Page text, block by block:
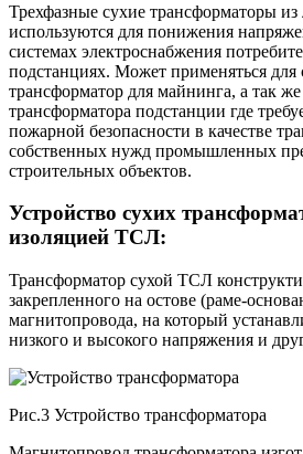
Трехфазные сухие трансформаторы
используются для понижения
системах электроснабжения
подстанциях. Может применяться
трансформатор для майнинга, а так же
трансформатора подстанции где
пожарной безопасности в качестве
собственных нужд промышленных
строительных объектов.
Устройство сухих
изоляцией ТСЛ:
Трансформатор сухой ТСЛ
закрепленного на остове (раме-
магнитопровода, на который
низкого и высокого напряжения и
Рис.3 Устройство трансформатора